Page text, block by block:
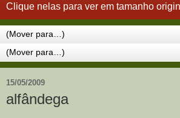
Clique nelas para ver em tamanho
15/05/2009
alfândega